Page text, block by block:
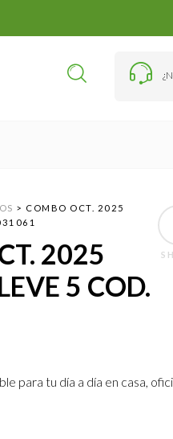
> COMBO OCT. 2025
2025
5 COD.
para tu día a día en casa,